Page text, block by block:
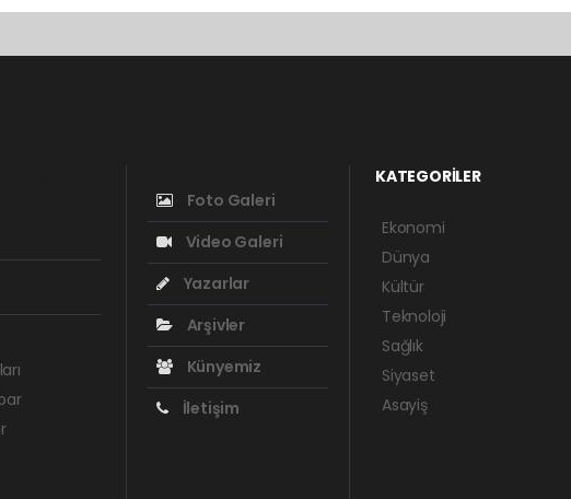
Foto Galeri
Video Galeri
Yazarlar
Arşivler
Künyemiz
İletişim
KATEGORİLER
Ekonomi
Dünya
Kültür
Teknoloji
Sağlık
Siyaset
Asayiş